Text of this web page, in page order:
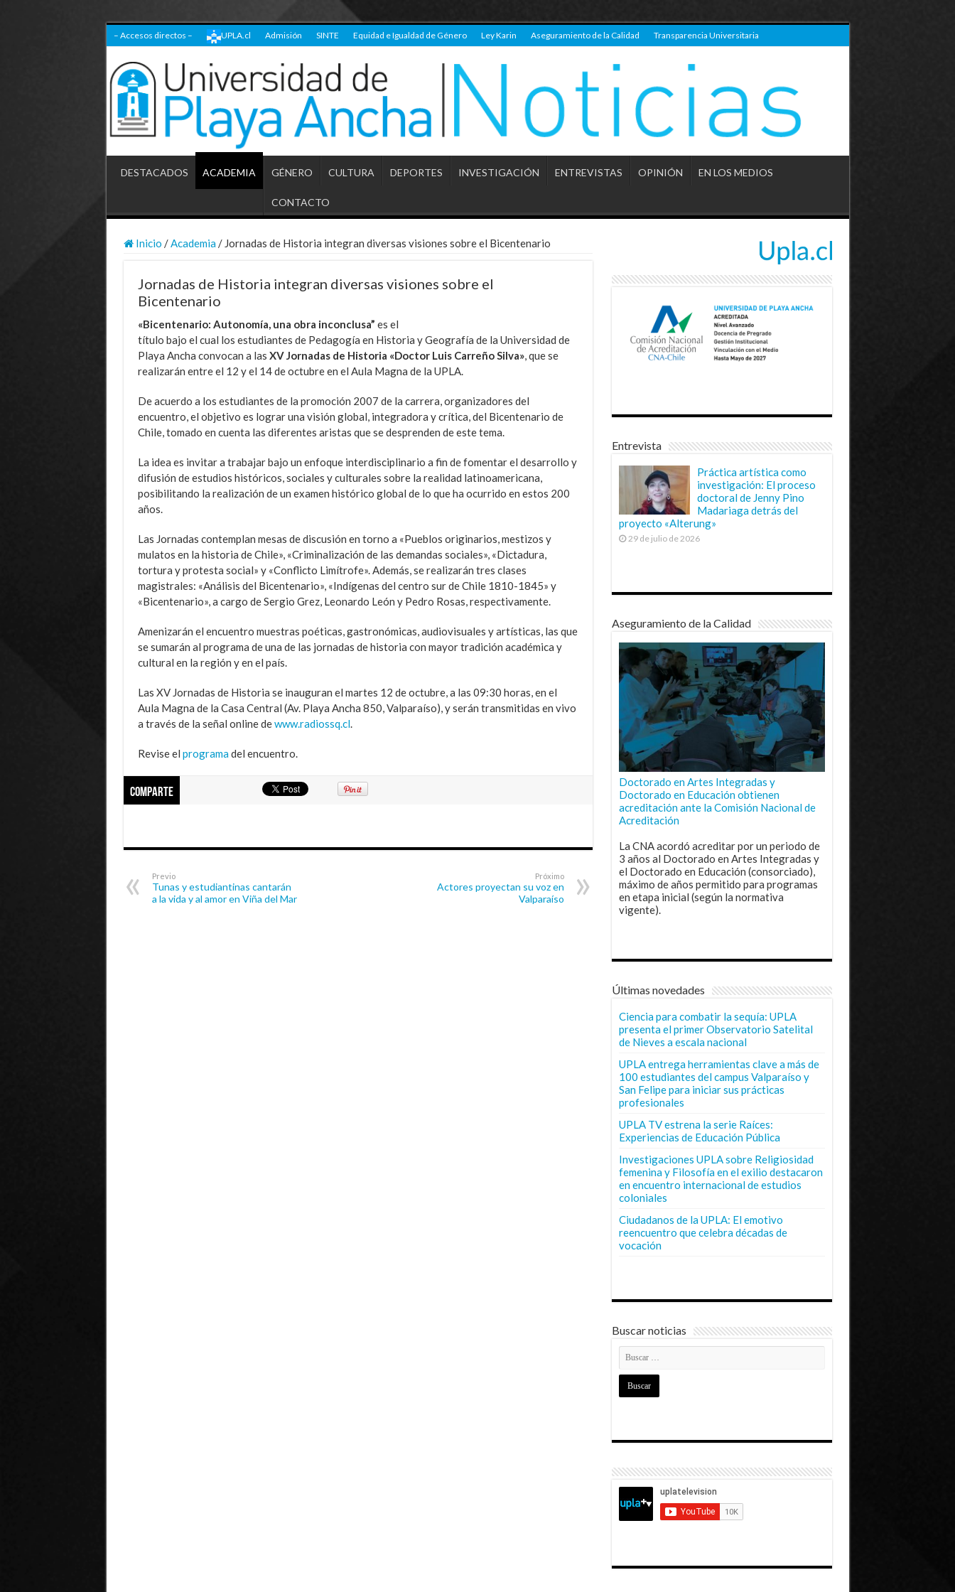
– Accesos directos – UPLA.cl Admisión SINTE Equidad e Igualdad de Género Ley Karin Aseguramiento de la Calidad Transparencia Universitaria
DESTACADOS ACADEMIA GÉNERO CULTURA DEPORTES INVESTIGACIÓN ENTREVISTAS OPINIÓN EN LOS MEDIOS
CONTACTO
Inicio / Academia / Jornadas de Historia integran diversas visiones sobre el Bicentenario
Jornadas de Historia integran diversas visiones sobre el
Bicentenario
«Bicentenario: Autonomía, una obra inconclusa” es el
título bajo el cual los estudiantes de Pedagogía en Historia y Geografía de la Universidad de
Playa Ancha convocan a las XV Jornadas de Historia «Doctor Luis Carreño Silva», que se
realizarán entre el 12 y el 14 de octubre en el Aula Magna de la UPLA.
De acuerdo a los estudiantes de la promoción 2007 de la carrera, organizadores del
encuentro, el objetivo es lograr una visión global, integradora y crítica, del Bicentenario de
Chile, tomado en cuenta las diferentes aristas que se desprenden de este tema.
La idea es invitar a trabajar bajo un enfoque interdisciplinario a fin de fomentar el desarrollo y
difusión de estudios históricos, sociales y culturales sobre la realidad latinoamericana,
posibilitando la realización de un examen histórico global de lo que ha ocurrido en estos 200
años.
Las Jornadas contemplan mesas de discusión en torno a «Pueblos originarios, mestizos y
mulatos en la historia de Chile», «Criminalización de las demandas sociales», «Dictadura,
tortura y protesta social» y «Conflicto Limítrofe». Además, se realizarán tres clases
magistrales: «Análisis del Bicentenario», «Indígenas del centro sur de Chile 1810-1845» y
«Bicentenario», a cargo de Sergio Grez, Leonardo León y Pedro Rosas, respectivamente.
Amenizarán el encuentro muestras poéticas, gastronómicas, audiovisuales y artísticas, las que
se sumarán al programa de una de las jornadas de historia con mayor tradición académica y
cultural en la región y en el país.
Las XV Jornadas de Historia se inauguran el martes 12 de octubre, a las 09:30 horas, en el
Aula Magna de la Casa Central (Av. Playa Ancha 850, Valparaíso), y serán transmitidas en vivo
a través de la señal online dewww.radiossq.cl.
Revise el programadel encuentro.
Comparte
Previo
Tunas y estudiantinas cantarán
a la vida y al amor en Viña del Mar
Próximo
Actores proyectan su voz en
Valparaíso
Entrevista
Práctica artística como
investigación: El proceso
doctoral de Jenny Pino
Madariaga detrás del
proyecto «Alterung»
29 de julio de 2026
Aseguramiento de la Calidad
Doctorado en Artes Integradas y
Doctorado en Educación obtienen
acreditación ante la Comisión Nacional de
Acreditación
La CNA acordó acreditar por un periodo de
3 años al Doctorado en Artes Integradas y
el Doctorado en Educación (consorciado),
máximo de años permitido para programas
en etapa inicial (según la normativa
vigente).
Últimas novedades
Ciencia para combatir la sequía: UPLA
presenta el primer Observatorio Satelital
de Nieves a escala nacional
UPLA entrega herramientas clave a más de
100 estudiantes del campus Valparaíso y
San Felipe para iniciar sus prácticas
profesionales
UPLA TV estrena la serie Raíces:
Experiencias de Educación Pública
Investigaciones UPLA sobre Religiosidad
femenina y Filosofía en el exilio destacaron
en encuentro internacional de estudios
coloniales
Ciudadanos de la UPLA: El emotivo
reencuentro que celebra décadas de
vocación
Buscar noticias